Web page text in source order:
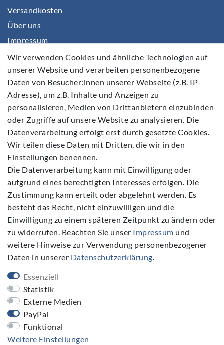
Versandkosten
Über uns
Impressum
Daten­schutz­erklärung
AGB
Barrierefreiheitserklärung
Widerrufs­recht
Kontakt
Vertrag widerrufen
Folgen Sie Uns
E-MAIL **
Newsletter
Honig
Hiermit bestätige ich, dass ich die
gelesen habe. Meine Einwilligung kann ich jederzeit widerrufen.**
Wir verwenden Cookies und ähnliche Technologien auf
unserer Website und verarbeiten personenbezogene
Daten von Besucher:innen unserer Webseite (z.B. IP-
Adresse), um z.B. Inhalte und Anzeigen zu
personalisieren, Medien von Drittanbietern einzubinden
oder Zugriffe auf unsere Website zu analysieren. Die
Datenverarbeitung erfolgt erst durch gesetzte Cookies.
Wir teilen diese Daten mit Dritten, die wir in den
Einstellungen benennen.
Die Datenverarbeitung kann mit Einwilligung oder
aufgrund eines berechtigten Interesses erfolgen. Die
Zustimmung kann erteilt oder abgelehnt werden. Es
besteht das Recht, nicht einzuwilligen und die
Einwilligung zu einem späteren Zeitpunkt zu ändern oder
zu widerrufen. Beachten Sie unser Impressum und
weitere Hinweise zur Verwendung personenbezogener
Daten in unserer Daten­schutz­erklärung.
Essenziell
Statistik
Externe Medien
PayPal
Funktional
Weitere Einstellungen